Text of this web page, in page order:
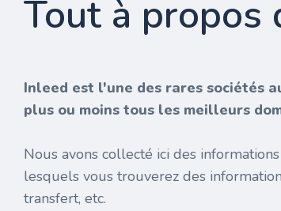
Tout à propos
Inleed est l'une des rares sociétés
plus ou moins tous les meilleurs
Nous avons collecté ici des
lesquels vous trouverez des
transfert, etc.